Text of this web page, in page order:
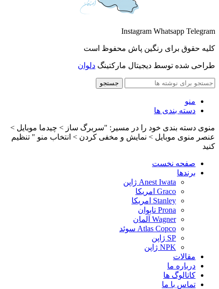
Instagram Whatsapp Telegram
کلیه حقوق برای رنگین پاش محفوظ است
طراحی شده توسط دیجیتال مارکتینگ دلوان
جستجو
منو
دسته بندی ها
منوی دسته بندی خود را در مسیر: "سربرگ ساز > چیدما موبایل >
عنصر منوی موبایل > نمایش و مخفی کردن > انتخاب منو " تنظیم
کنید
صفحه نخست
برندها
Anest Iwata ژاپن
Graco امریکا
Stanley امریکا
Prona تایوان
Wagner آلمان
Atlas Copco سوئد
SP ژاپن
NPK ژاپن
مقالات
درباره ما
کاتالوگ ها
تماس با ما